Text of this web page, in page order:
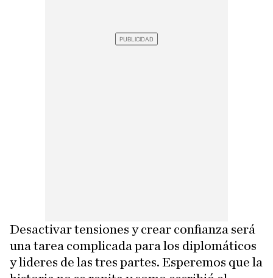
Desactivar tensiones y crear confianza será
una tarea complicada para los diplomáticos
y lideres de las tres partes. Esperemos que la